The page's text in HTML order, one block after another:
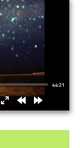
44:21
EnterRewindForward